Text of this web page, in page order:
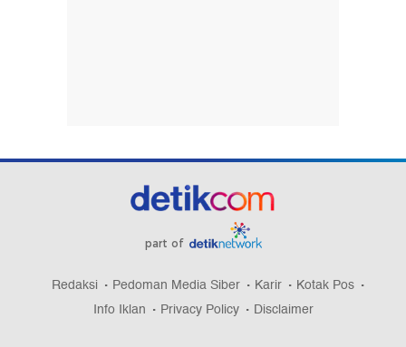
part of
Redaksi Pedoman Media Siber Karir
Kotak Pos
Info Iklan
Privacy Policy Disclaimer